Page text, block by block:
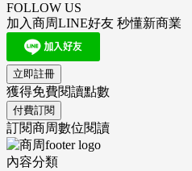
FOLLOW US
加入商周LINE好友 秒懂新商業
立即註冊
獲得免費閱讀點數
付費訂閱
訂閱商周數位閱讀
內容分類